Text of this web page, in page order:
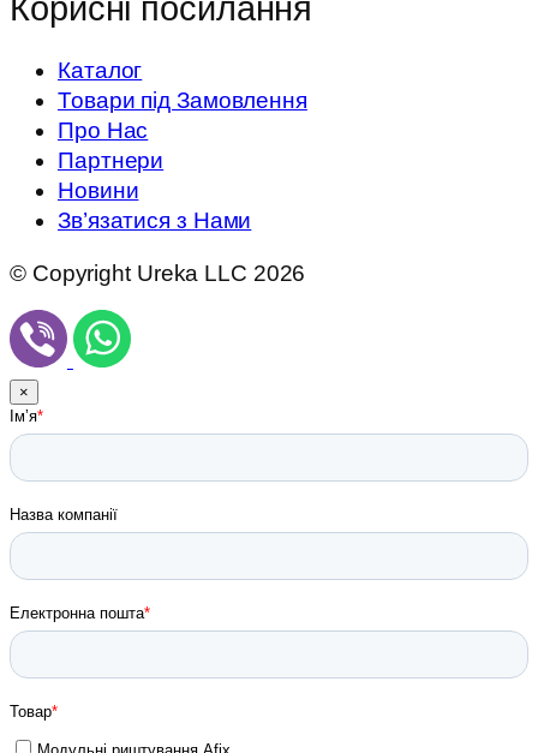
Корисні посилання
Каталог
Товари під Замовлення
Про Нас
Партнери
Новини
Зв’язатися з Нами
© Copyright Ureka LLC 2026
×